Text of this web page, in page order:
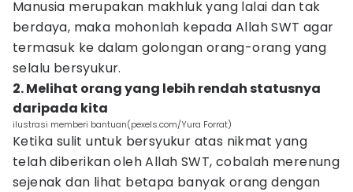
Manusia merupakan makhluk yang lalai dan tak
berdaya, maka mohonlah kepada Allah SWT agar
termasuk ke dalam golongan orang-orang yang
selalu bersyukur.
2. Melihat orang yang lebih rendah statusnya
daripada kita
ilustrasi memberi bantuan(pexels.com/Yura Forrat)
Ketika sulit untuk bersyukur atas nikmat yang
telah diberikan oleh Allah SWT, cobalah merenung
sejenak dan lihat betapa banyak orang dengan